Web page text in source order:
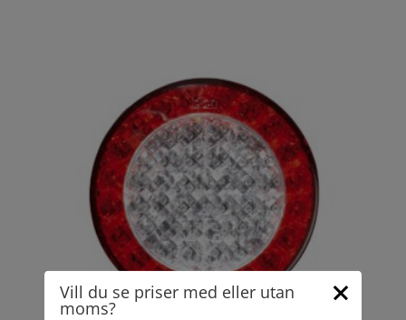
Vill du se priser med eller utan
moms?